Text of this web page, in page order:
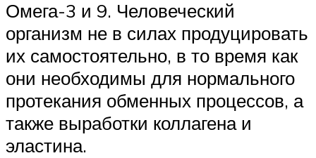
Омега-3 и 9. Человеческий
организм не в силах продуцировать
их самостоятельно, в то время как
они необходимы для нормального
протекания обменных процессов, а
также выработки коллагена и
эластина.